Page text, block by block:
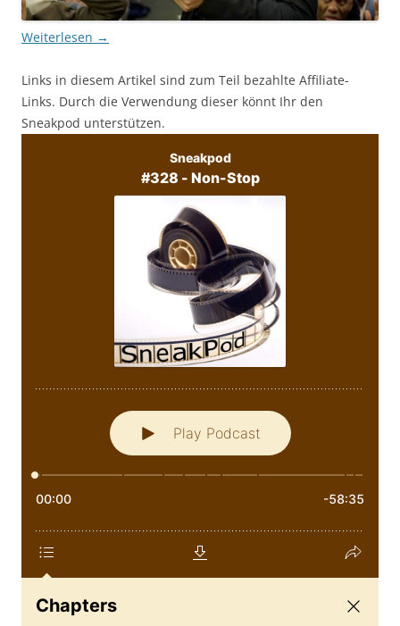
Weiterlesen →
Links in diesem Artikel sind zum Teil bezahlte Affiliate-
Links. Durch die Verwendung dieser könnt Ihr den
Sneakpod unterstützen.